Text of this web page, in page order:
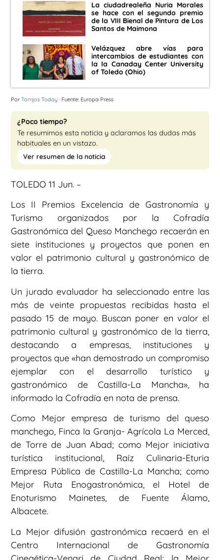
La ciudadrealeña Nuria Morales
se hace con el segundo premio
de la VIII Bienal de Pintura de Los
Santos de Maimona
Velázquez abre vías para
intercambios de estudiantes con
la la Canaday Center University
of Toledo (Ohio)
Por Torrijos Today · Fuente: Europa Press
¿Poco tiempo?
Te resumimos esta noticia y aclaramos las dudas más
habituales en un vistazo.
Ver resumen de la noticia
TOLEDO 11 Jun. –
Los II Premios Excelencia de Gastronomía y
Turismo organizados por la Cofradía
Gastronómica del Queso Manchego recaerán en
siete instituciones y proyectos que ponen en
valor el patrimonio cultural y gastronómico de
la tierra.
Un jurado evaluador ha seleccionado entre las
más de veinte propuestas recibidas hasta el
pasado 15 de mayo. Buscan poner en valor el
patrimonio cultural y gastronómico de la tierra,
destacando a empresas, instituciones y
proyectos que «han demostrado un compromiso
ejemplar con el desarrollo turístico y
gastronómico de Castilla-La Mancha», ha
informado la Cofradía en nota de prensa.
Como Mejor empresa de turismo del queso
manchego, Finca la Granja- Agrícola La Merced,
de Torre de Juan Abad; como Mejor iniciativa
turística institucional, Raíz Culinaria-Eturia
Empresa Pública de Castilla-La Mancha; como
Mejor Ruta Enogastronómica, el Hotel de
Enoturismo Mainetes, de Fuente Álamo,
Albacete.
La Mejor difusión gastronómica recaerá en el
Centro Internacional de Gastronomía